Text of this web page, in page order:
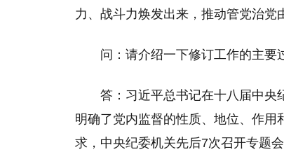
力、战斗力焕发出来，推动管党治党
问：请介绍一下修订工作的主要
答：习近平总书记在十八届中央
明确了党内监督的性质、地位、作
求，中央纪委机关先后7次召开专题